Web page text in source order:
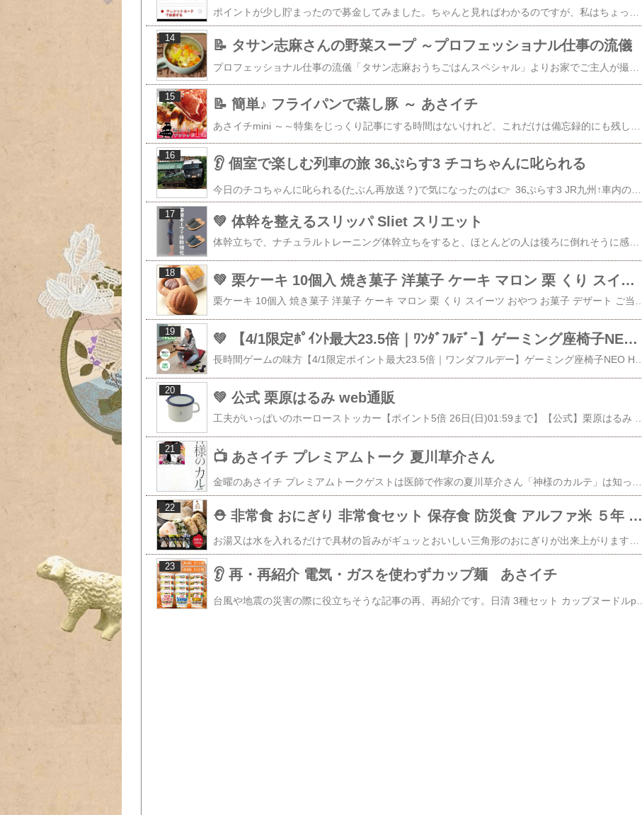
14 📝 タサン志麻さんの野菜スープ ～プロフェッショナル仕事の流儀
15 📝 簡単♪ フライパンで蒸し豚 ～ あさイチ
16
👂️ 個室で楽しむ列車の旅 36ぷらす3 チコちゃんに叱られる
​​今日のチコちゃんに叱られる(たぶん再放送？)で気になったのは​👉 36ぷらす3 JR九州​↑車内の様子を紹介した動画もありました梅酒を作る体験(有料)他やイベントも楽しそう👉 車内体験メニュー​何より個室がゆったりくつろげそうで惹かれます。お食事もお部屋で(’-’*)♪Nゲージ 旅するNゲージ 「36ぷらす3」 鉄道模型 KATO 12-010価格：4,218円（税込、送料無料) (2026/8/6時点)楽天で購入#旅 #少しだけ贅沢 #九州 #家族旅行 最後までご覧いただき、ありがとうございました 🌱 ふるさと納税で応援出来ます 🌱
17 💚 体幹を整えるスリッパ Sliet スリエット
体幹立ちで、ナチュラルトレーニング体幹立ちをすると、ほとんどの人は後ろに倒れそうに感じます。それほど、普段前かがみの姿勢で歩いています。Slietは体の重心を後ろに意識させることで、下腹、ヒップ、ふくらはぎにキュッと力が入り 体幹が鍛えられ体のラインを整えるスリッパです。#体幹 #スリッパ #体幹トレーニング #メンズ #トレーニング #ダイエットアイテム #ダイエット #健康サンダル #健康スリッパ #父の日 体幹を整えるスリッパ Sliet スリエット すりえっと 体幹 スリッパ 体幹トレーニング 体幹スリッパ グッズ サンダル メンズ トレーニング ダイエットアイテム ダイエット 健康サンダル 健康スリッパ 正月太り 父の日 afxsletsabom
18 💚 栗ケーキ 10個入 焼き菓子 洋菓子 ケーキ マロン 栗 くり スイーツ おやつ お菓子 デザート ご当地スイーツ お取り寄せスイーツ 送料無料
19 💚 【4/1限定ﾎﾟｲﾝﾄ最大23.5倍｜ﾜﾝﾀﾞﾌﾙﾃﾞｰ】ゲーミング座椅子NEO HZL-アロー | 座椅子 回転 リクライニング 一人用 リクライニングチェア ゲーム 回転式 ゲームチェア ゲーミングチェア あぐら ゲーミング ゲーミング座椅子 回転
20 💚 公式 栗原はるみ web通販
21
📺️ あさイチ プレミアムトーク 夏川草介さん
22
⛑️ 非常食 おにぎり 非常食セット 保存食 防災食 アルファ米 ５年 5年保存 保存食セット 携帯おにぎり 防災グッズ 防災用 送料無料
23
👂️ 再・再紹介 電気・ガスを使わずカップ麺 あさイチ